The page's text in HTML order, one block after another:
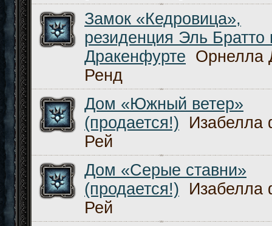
Замок «Кедровица»,
резиденция Эль Братто
Дракенфурте Орнелла
Ренд
Дом «Южный ветер»
(продается!)
Изабелла
Рей
Дом «Серые ставни»
(продается!)
Изабелла
Рей